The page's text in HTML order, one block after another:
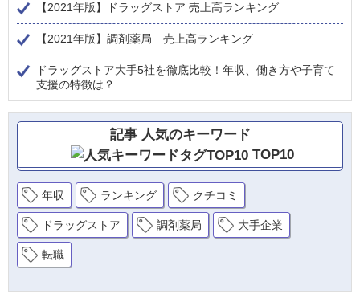
【2021年版】ドラッグストア 売上高ランキング
【2021年版】調剤薬局 売上高ランキング
ドラッグストア大手5社を徹底比較！年収、働き方や子育て
支援の特徴は？
記事 人気のキーワード
TOP10
年収 ランキング クチコミ
ドラッグストア 調剤薬局 大手企業
転職